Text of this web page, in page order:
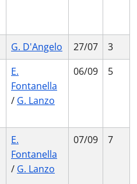
G. D'Angelo 27/07
3
E.
Fontanella
/ G. Lanzo
06/09 5
E.
Fontanella
/ G. Lanzo
07/09 7